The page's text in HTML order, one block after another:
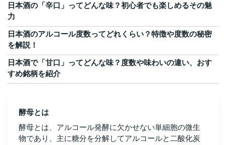
日本酒の「辛口」ってどんな味？初心者でも楽しめるその魅
力
日本酒のアルコール度数ってどれくらい？特徴や度数の秘密
を解説！
日本酒で「甘口」ってどんな味？度数や味わいの違い、おす
すめ銘柄を紹介
酵母とは
酵母とは、アルコール発酵に欠かせない単細胞の微生
物であり、主に糖分を分解してアルコールと二酸化炭